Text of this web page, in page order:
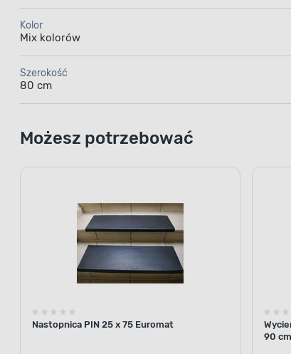
Kolor
Mix kolorów
Szerokość
80 cm
Możesz potrzebować
Nastopnica PIN 25 x 75 Euromat
90 cm